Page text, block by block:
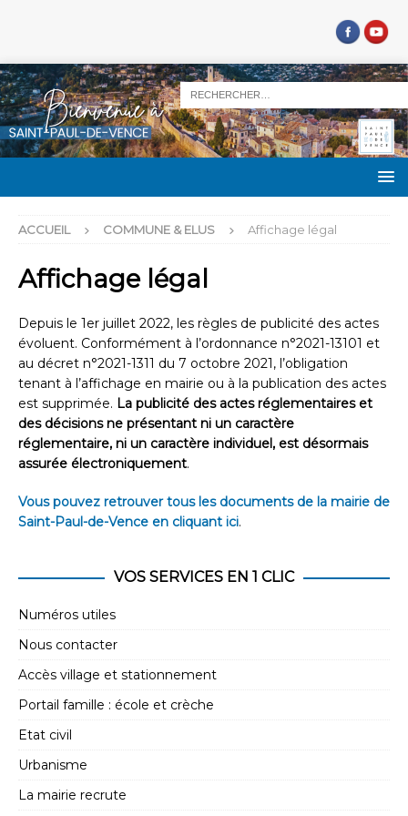
ACCUEIL COMMUNE & ELUS Affichage légal
Affichage légal
Depuis le 1er juillet 2022, les règles de publicité des actes
évoluent. Conformément à l’ordonnance n°2021-13101 et
au décret n°2021-1311 du 7 octobre 2021, l’obligation
tenant à l’affichage en mairie ou à la publication des actes
est supprimée. La publicité des actes réglementaires et
des décisions ne présentant ni un caractère
réglementaire, ni un caractère individuel, est désormais
assurée électroniquement.
Vous pouvez retrouver tous les documents de la mairie de
Saint-Paul-de-Vence en cliquant ici.
VOS SERVICES EN 1 CLIC
Numéros utiles
Nous contacter
Accès village et stationnement
Portail famille : école et crèche
Etat civil
Urbanisme
La mairie recrute